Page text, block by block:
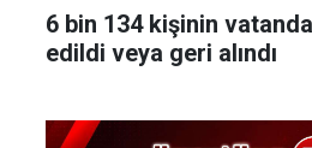
6 bin 134 kişinin
edildi veya geri alındı